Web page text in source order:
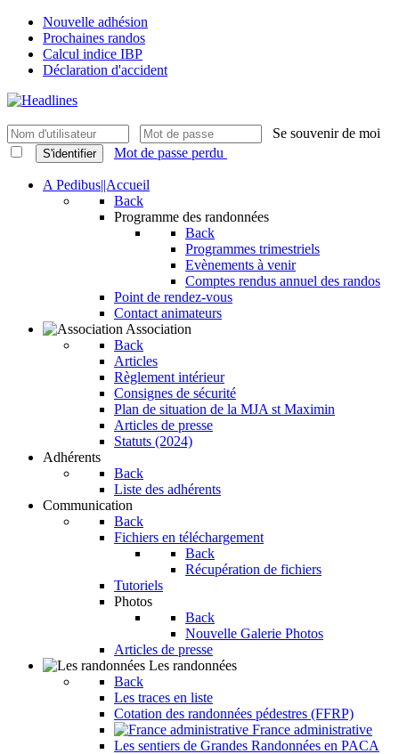
Nouvelle adhésion
Prochaines randos
Calcul indice IBP
Déclaration d'accident
Se souvenir de moi
S'identifier Mot de passe perdu
A Pedibus||Accueil
Back
Programme des randonnées
Back
Programmes trimestriels
Evènements à venir
Comptes rendus annuel des randos
Point de rendez-vous
Contact animateurs
Association
Back
Articles
Règlement intérieur
Consignes de sécurité
Plan de situation de la MJA st Maximin
Articles de presse
Statuts (2024)
Adhérents
Back
Liste des adhérents
Communication
Back
Fichiers en téléchargement
Back
Récupération de fichiers
Tutoriels
Photos
Back
Nouvelle Galerie Photos
Articles de presse
Les randonnées
Back
Les traces en liste
Cotation des randonnées pédestres (FFRP)
France administrative
Les sentiers de Grandes Randonnées en PACA